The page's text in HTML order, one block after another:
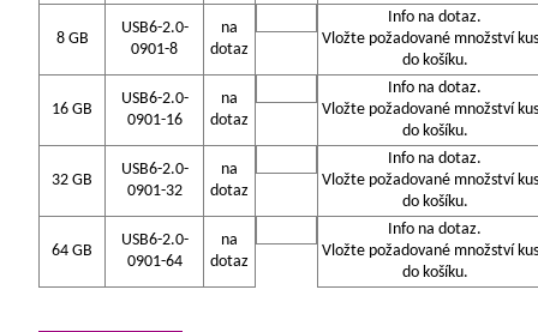
8 GB
USB6-2.0-
0901-8
na
dotaz
Info na dotaz.
Vložte požadované množství
do košíku.
16 GB
USB6-2.0-
0901-16
na
dotaz
Info na dotaz.
Vložte požadované množství
do košíku.
32 GB
USB6-2.0-
0901-32
na
dotaz
Info na dotaz.
Vložte požadované množství
do košíku.
64 GB
USB6-2.0-
0901-64
na
dotaz
Info na dotaz.
Vložte požadované množství
do košíku.